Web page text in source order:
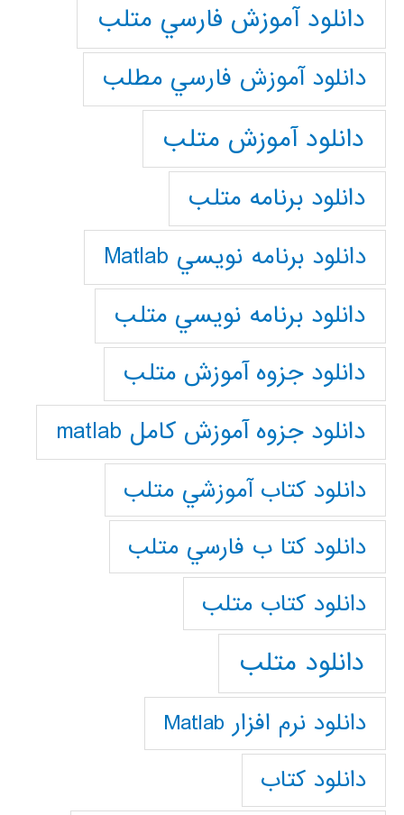
دانلود آموزش فارسي متلب
دانلود آموزش فارسي مطلب
دانلود آموزش متلب
دانلود برنامه متلب
دانلود برنامه نويسي Matlab
دانلود برنامه نويسي متلب
دانلود جزوه آموزش متلب
دانلود جزوه آموزش کامل matlab
دانلود كتاب آموزشي متلب
دانلود كتا ب فارسي متلب
دانلود كتاب متلب
دانلود متلب
دانلود نرم افزار Matlab
دانلود کتاب